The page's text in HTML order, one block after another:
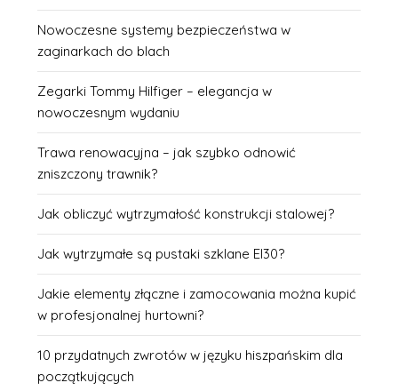
Nowoczesne systemy bezpieczeństwa w
zaginarkach do blach
Zegarki Tommy Hilfiger – elegancja w
nowoczesnym wydaniu
Trawa renowacyjna – jak szybko odnowić
zniszczony trawnik?
Jak obliczyć wytrzymałość konstrukcji stalowej?
Jak wytrzymałe są pustaki szklane EI30?
Jakie elementy złączne i zamocowania można kupić
w profesjonalnej hurtowni?
10 przydatnych zwrotów w języku hiszpańskim dla
początkujących